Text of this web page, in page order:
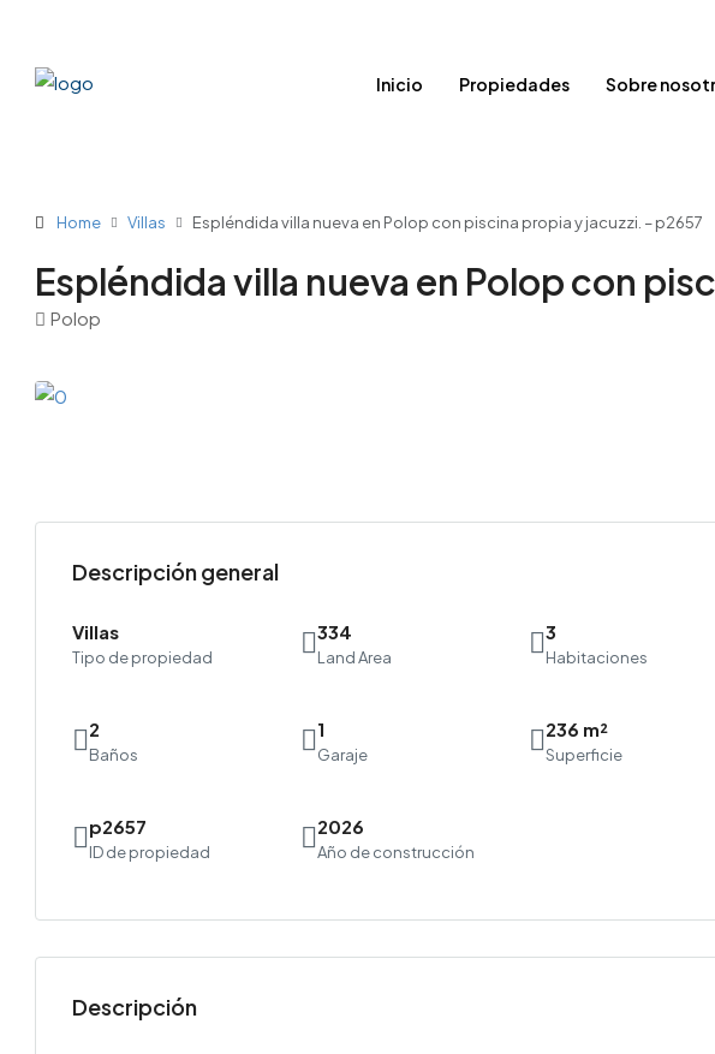
Inicio Propiedades Sobre
Home Villas Espléndida villa nueva en Polop con piscina propia y jacuzzi. – p2657
Espléndida villa nueva en Polop con
Polop
Descripción general
Villas
Tipo de propiedad
334
Land Area
3
Habitaciones
2
Baños
1
Garaje
236 m²
Superficie
p2657
ID de propiedad
2026
Año de construcción
Descripción